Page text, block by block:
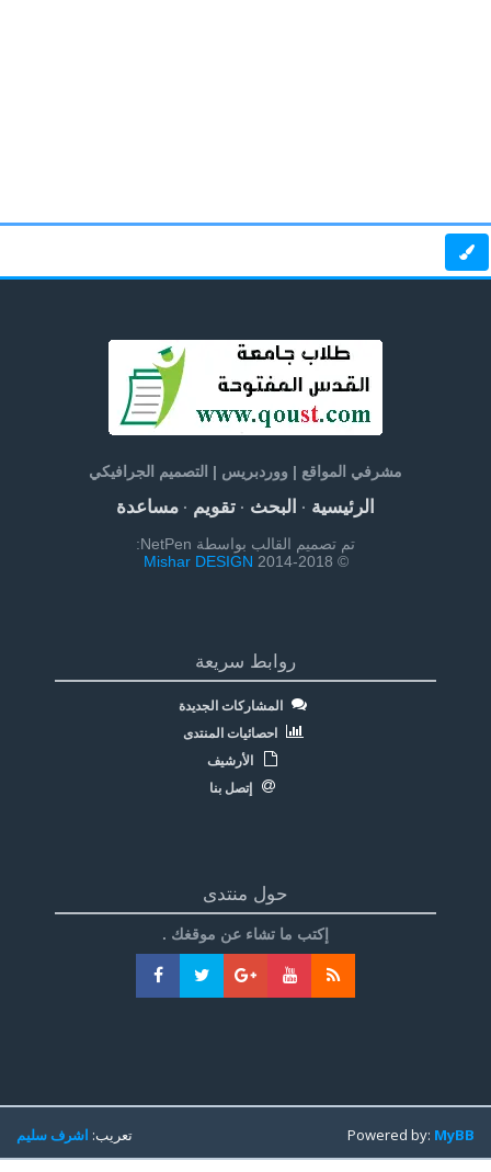
مشرفي المواقع | ووردبريس | التصميم الجرافيكي
الرئيسية· البحث· تقويم· مساعدة
تم تصميم القالب بواسطة NetPen:
© 2014-2018
Mishar DESIGN
روابط سريعة
المشاركات الجديدة
احصائيات المنتدى
الأرشيف
إتصل بنا
حول منتدى
إكتب ما تشاء عن موقغك .
تعريب:اشرف سليم Powered by:MyBB